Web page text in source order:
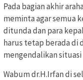
Pada bagian akhir
meminta agar semua
ditunda dan para
harus tetap berada di
mengendalikan
Wabum dr.H.Irfan di